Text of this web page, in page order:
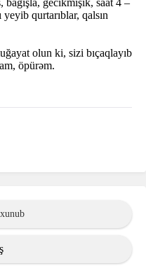
gecikmişik, saat 4 –
qurtarıblar, qalsın
olun ki, sizi bıçaqlayıb
öpürəm.